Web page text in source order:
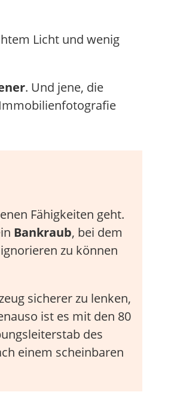
Licht und wenig
. Und jene, die
Fähigkeiten geht.
Bankraub, bei dem
zu können
sicherer zu lenken,
ist es mit den 80
des
einem scheinbaren